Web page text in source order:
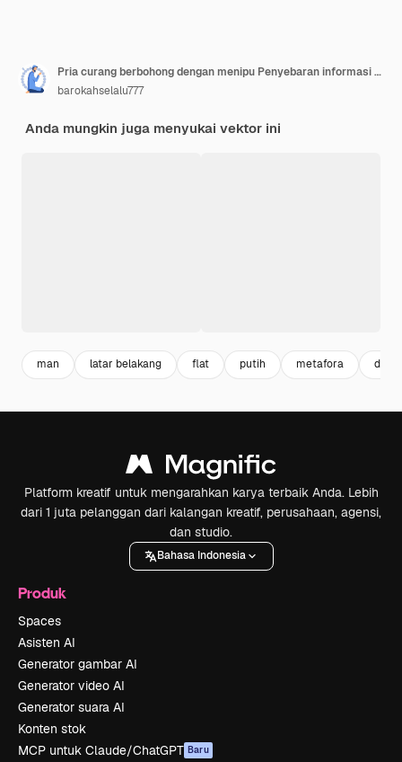
Pria curang berbohong dengan menipu Penyebaran informasi palsu tuduhan penipuan orang tidak jujur
barokahselalu777
Anda mungkin juga menyukai vektor ini
man latar belakang flat putih metafora
Platform kreatif untuk mengarahkan karya terbaik Anda. Lebih
dari 1 juta pelanggan dari kalangan kreatif, perusahaan, agensi,
dan studio.
Bahasa Indonesia
Produk
Spaces
Asisten AI
Generator gambar AI
Generator video AI
Generator suara AI
Konten stok
MCP untuk Claude/ChatGPT Baru